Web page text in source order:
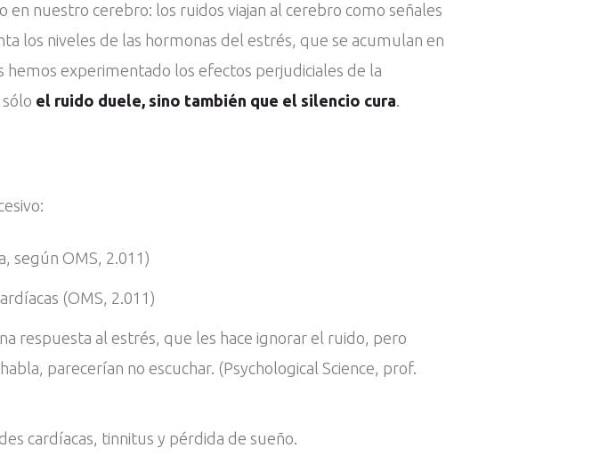
nuestro cerebro: los ruidos viajan al cerebro como señales
los niveles de las hormonas del estrés, que se acumulan en
experimentado los efectos perjudiciales de la
el ruido duele, sino también que el silencio cura.
según OMS, 2.011)
(OMS, 2.011)
respuesta al estrés, que les hace ignorar el ruido, pero
parecerían no escuchar. (Psychological Science, prof.
cardíacas, tinnitus y pérdida de sueño.